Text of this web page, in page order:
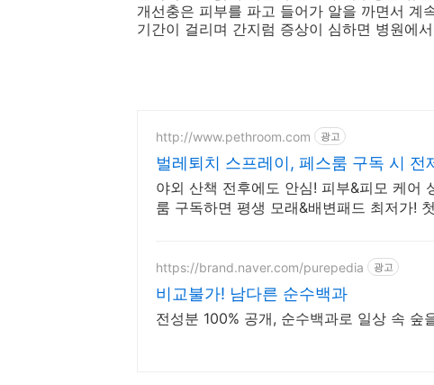
개선충은 피부를 파고 들어가 알을 까면서 계
기간이 걸리며 간지럼 증상이 심하면 병원에
http://www.pethroom.com 광고
벌레퇴치 스프레이, 페스룸 구독 시 전
야외 산책 전후에도 안심! 피부&피모 케어
룸 구독하면 평생 모래&배변패드 최저가!
https://brand.naver.com/purepedia 광고
비교불가! 남다른 순수백과
전성분 100% 공개, 순수백과로 일상 속 숲